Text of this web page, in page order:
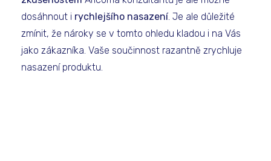
dosáhnout i rychlejšího nasazení. Je ale důležité
zmínit, že nároky se v tomto ohledu kladou i na Vás
jako zákazníka. Vaše součinnost razantně zrychluje
nasazení produktu.